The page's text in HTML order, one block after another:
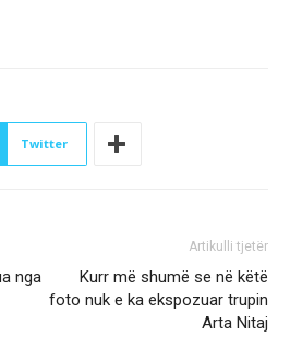
Twitter
nga
Artikulli tjetër
Kurr më shumë se në këtë
foto nuk e ka ekspozuar trupin
Arta Nitaj